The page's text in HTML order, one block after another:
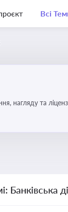
Всі
нагляду та